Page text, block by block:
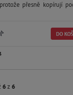
přesně kopírují
DO
6z 6